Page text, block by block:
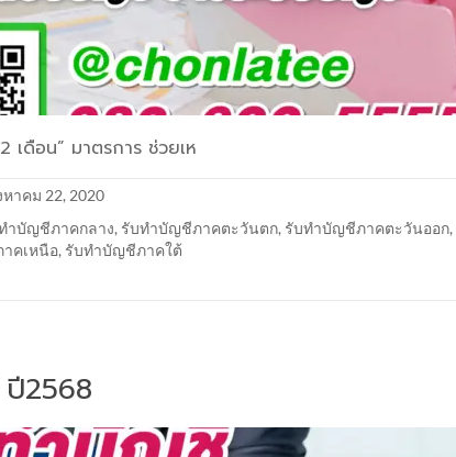
ดือน” มาตรการ ช่วยเห
หาคม 22, 2020
ำบัญชีภาคกลาง, รับทำบัญชีภาคตะวันตก, รับทำบัญชีภาคตะวันออก,
คเหนือ, รับทำบัญชีภาคใต้
2568